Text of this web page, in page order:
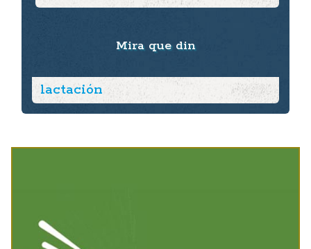
Mira que din
lactación